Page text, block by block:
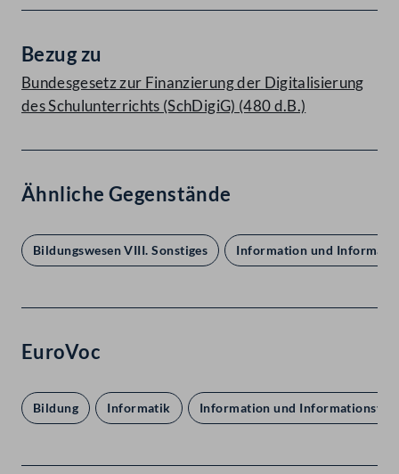
Bezug zu
Bundesgesetz zur Finanzierung der Digitalisierung
des Schulunterrichts (SchDigiG) (480 d.B.)
Ähnliche Gegenstände
Bildungswesen VIII. Sonstiges Information und
EuroVoc
Bildung Informatik Information und